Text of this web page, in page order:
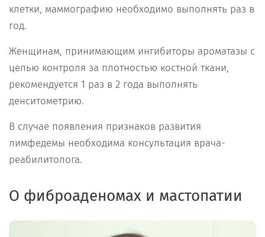
клетки, маммографию необходимо выполнять раз в
год.
Женщинам, принимающим ингибиторы ароматазы с
целью контроля за плотностью костной ткани,
рекомендуется 1 раз в 2 года выполнять
денситометрию.
В случае появления признаков развития
лимфедемы необходима консультация врача-
реабилитолога.
О фиброаденомах и мастопатии